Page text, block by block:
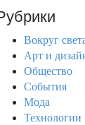
Вокруг
Арт и
Общество
События
Мода
Технологии